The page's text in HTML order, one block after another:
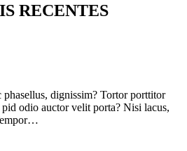
RECENTES
phasellus, dignissim? Tortor porttitor
pid odio auctor velit porta? Nisi lacus,